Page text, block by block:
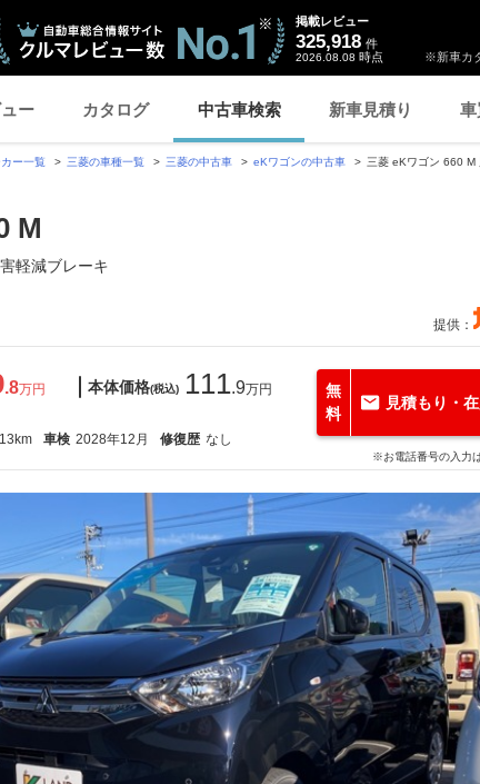
※新車カ
掲載レビュー
325,918 件
2026.08.08 時点
ー カタログ 中古車検索 新車見積り 車
カー一覧 三菱の車種一覧 三菱の中古車 eKワゴンの中古車 三菱 eKワゴン 660
M
軽減ブレーキ
提供：
.8万円
本体価格(税込) 111.9万円
13km 車検 2028年12月 修復歴 なし
無
料
見積もり・
※お電話番号の入力